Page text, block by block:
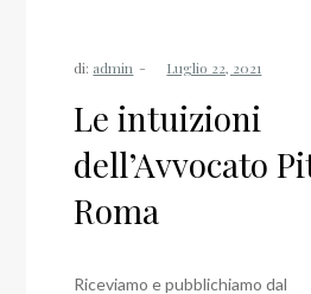
di: admin
Le intuizioni
dell’Avvocato
Roma
Riceviamo e pubblichiamo dal